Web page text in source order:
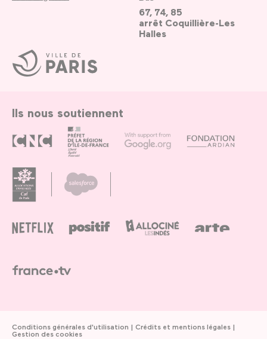
Ville
de
Paris
67, 74, 85
arrêt Coquillière-Les
Halles
Ils nous soutiennent
Conditions générales d'utilisation
Crédits et mentions légales
Gestion des cookies